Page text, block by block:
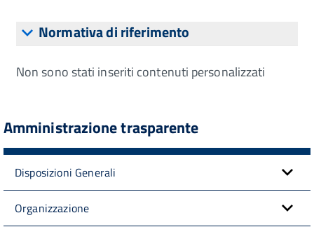
Normativa di riferimento
Non sono stati inseriti contenuti personalizzati
Amministrazione trasparente
Disposizioni Generali
Organizzazione